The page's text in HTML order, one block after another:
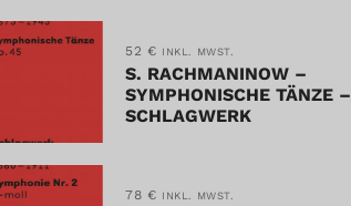
52 € INKL. MWST.
S. RACHMANINOW –
SYMPHONISCHE TÄNZE –
SCHLAGWERK
78 € INKL. MWST.